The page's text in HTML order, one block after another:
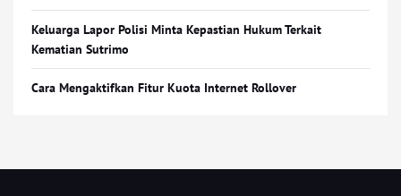
Keluarga Lapor Polisi Minta Kepastian Hukum Terkait
Kematian Sutrimo
Cara Mengaktifkan Fitur Kuota Internet Rollover